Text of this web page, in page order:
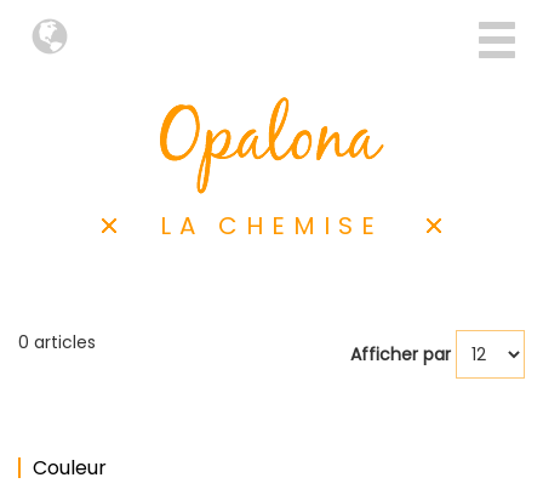
LA CHEMISE
0 articles Afficher par
Couleur